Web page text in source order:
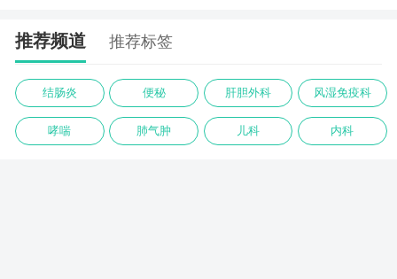
推荐频道 推荐标签
结肠炎 便秘 肝胆外科 风湿免疫科
哮喘 肺气肿 儿科 内科